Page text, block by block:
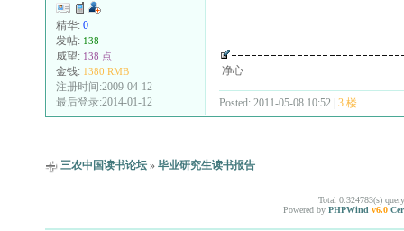
精华: 0
发帖: 138
威望: 138 点
金钱: 1380 RMB
注册时间:2009-04-12
最后登录:2014-01-12
净心
Posted: 2011-05-08 10:52 | 3 楼
三农中国读书论坛 » 毕业研究生读书报告
Total 0.324783(s)
Powered by PHPWind v6.0